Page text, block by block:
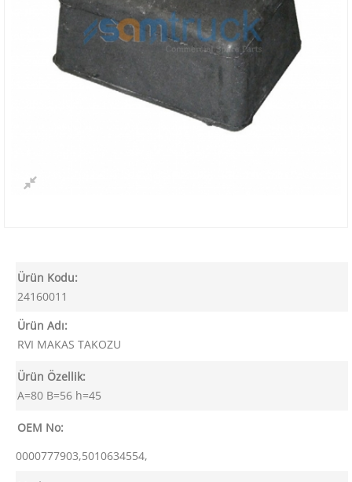
Ürün Kodu:
24160011
Ürün Adı:
RVI MAKAS TAKOZU
Ürün Özellik:
A=80 B=56 h=45
OEM No:
0000777903,5010634554,